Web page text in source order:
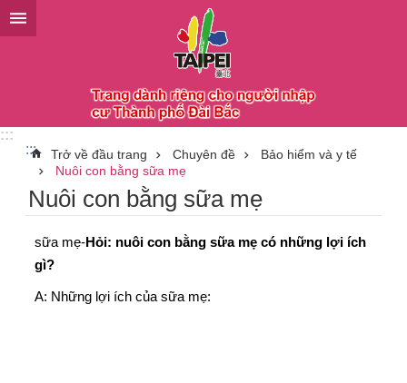
Chuyển đến khối nội dung chính
:::
:::
Trở về đầu trang Chuyên đề
Bảo hiểm và y tế
Nuôi con bằng sữa mẹ
Nuôi con bằng sữa mẹ
sữa mẹ-Hỏi: nuôi con bằng sữa mẹ có những lợi ích
gì?
A: Những lợi ích của sữa mẹ: